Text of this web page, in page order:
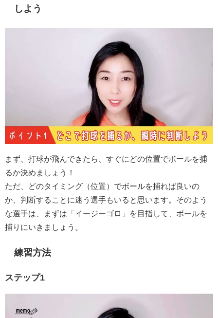
しよう
まず、打球が飛んできたら、すぐにどの位置でボールを捕
るか決めましょう！
ただ、どのタイミング（位置）でボールを捕れば良いの
か、判断することに迷う選手もいると思います。そのよう
な選手は、まずは「イージーゴロ」を目指して、ボールを
捕りにいきましょう。
練習方法
ステップ1